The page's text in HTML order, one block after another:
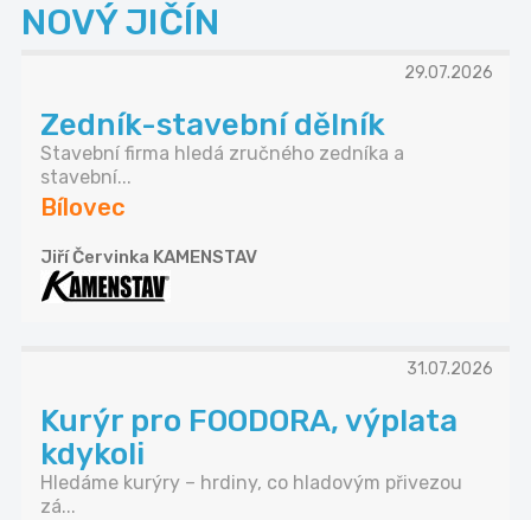
NOVÝ JIČÍN
29.07.2026
Zedník-stavební dělník
Stavební firma hledá zručného zedníka a
stavební...
Bílovec
Jiří Červinka KAMENSTAV
31.07.2026
Kurýr pro FOODORA, výplata
kdykoli
Hledáme kurýry – hrdiny, co hladovým přivezou
zá...